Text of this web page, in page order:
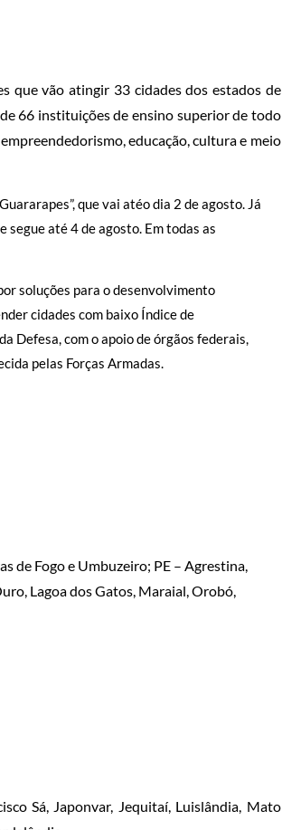
que vão atingir 33 cidades dos estados de
66 instituições de ensino superior de todo
educação, cultura e meio
que vai atéo dia 2 de agosto. Já
segue até 4 de agosto. Em todas as
soluções para o desenvolvimento
cidades com baixo Índice de
Defesa, com o apoio de órgãos federais,
pelas Forças Armadas.
de Fogo e Umbuzeiro; PE – Agrestina,
Lagoa dos Gatos, Maraial, Orobó,
Sá, Japonvar, Jequitaí, Luislândia, Mato